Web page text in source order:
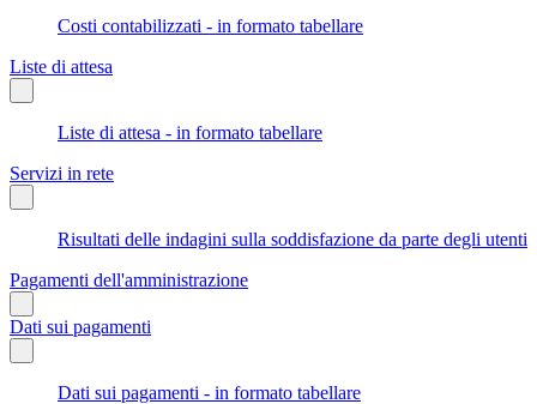
Costi contabilizzati - in formato tabellare
Liste di attesa
Liste di attesa - in formato tabellare
Servizi in rete
Risultati delle indagini sulla soddisfazione da parte degli utenti
Pagamenti dell'amministrazione
Dati sui pagamenti
Dati sui pagamenti - in formato tabellare